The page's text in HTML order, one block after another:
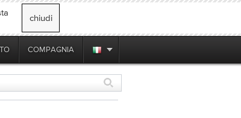
chiudi
COMPAGNIA